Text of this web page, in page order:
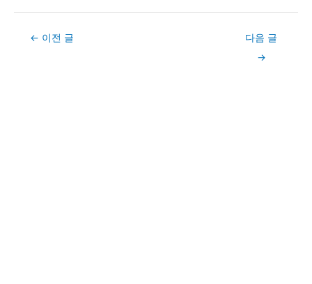
Post← 이전 글
다음 글
→